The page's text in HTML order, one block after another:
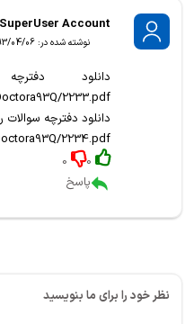
SuperUser Account
نوشته شده در: 1393/04/06 10:54:45 ق.ظ
دانلود
2233.pdf
دانلود دفترچه سوالات
2234.pdf
0
0
پاسخ
نظر خود را برای ما بنویسید